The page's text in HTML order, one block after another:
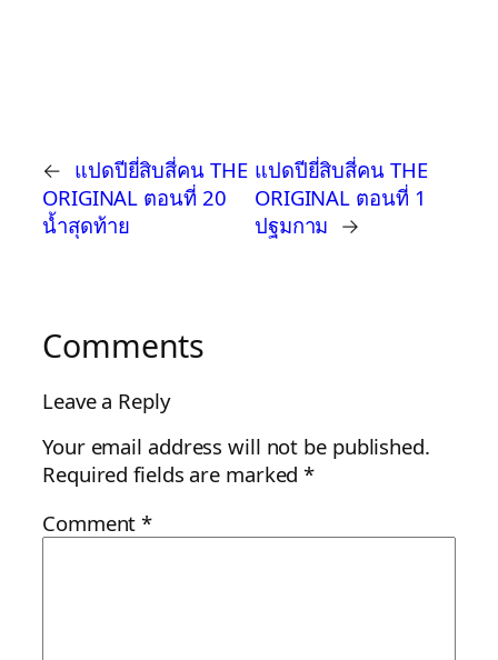
← แปดปียี่สิบสี่คน THE
ORIGINAL ตอนที่ 20
น้ำสุดท้าย
แปดปียี่สิบสี่คน THE
ORIGINAL ตอนที่ 1
ปฐมกาม →
Comments
Leave a Reply
Your email address will not be published.
Required fields are marked*
Comment*